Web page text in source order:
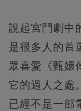
說起宮鬥劇中
是很多人的首
眾喜愛《甄嬛
它的過人之處
已經不是一部